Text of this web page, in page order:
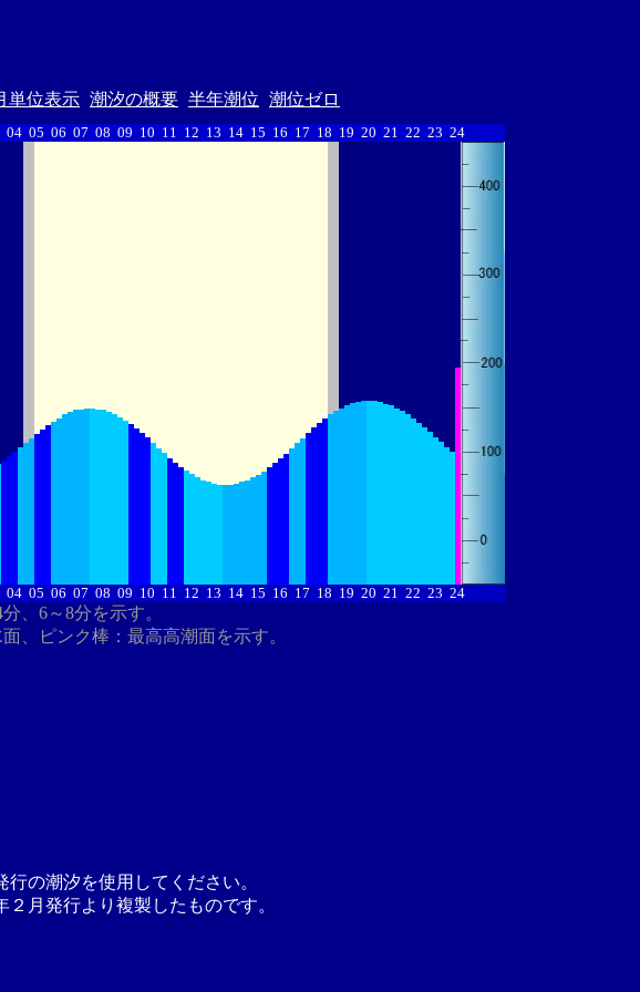
単位表示 潮汐の概要 半年潮位 潮位ゼロ
04 05 06 07 08 09 10 11 12 13 14 15 16 17 18 19 20 21 22 23 24
04 05 06 07 08 09 10 11 12 13 14 15 16 17 18 19 20 21 22 23 24
、6～8分を示す。
、ピンク棒：最高高潮面を示す。
の潮汐を使用してください。
月発行より複製したものです。